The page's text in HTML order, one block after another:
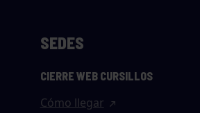
SEDES
CIERRE WEB CURSILLOS
Cómo llegar